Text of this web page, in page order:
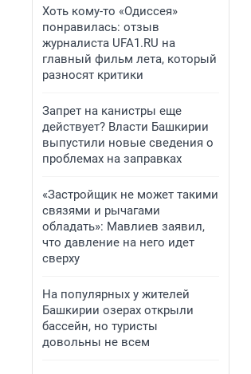
Хоть кому-то «Одиссея»
понравилась: отзыв
журналиста UFA1.RU на
главный фильм лета, который
разносят критики
Запрет на канистры еще
действует? Власти Башкирии
выпустили новые сведения о
проблемах на заправках
«Застройщик не может такими
связями и рычагами
обладать»: Мавлиев заявил,
что давление на него идет
сверху
На популярных у жителей
Башкирии озерах открыли
бассейн, но туристы
довольны не всем